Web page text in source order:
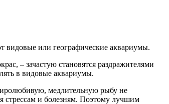
видовые или географические аквариумы.
– зачастую становятся раздражителями
в видовые аквариумы.
медлительную рыбу не
стрессам и болезням. Поэтому лучшим